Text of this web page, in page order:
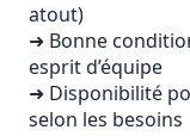
atout)
➜ Bonne
esprit d’équipe
➜ Disponibilité
selon les besoins